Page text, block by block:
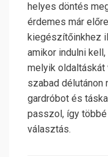
helyes döntés
érdemes már
kiegészítőinkhez
amikor indulni
melyik oldaltáskát
szabad délutánon
gardróbot és
passzol, így
választás.